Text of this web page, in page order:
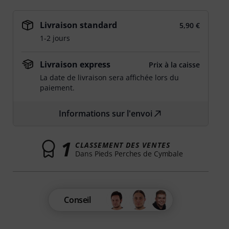
Livraison standard
5,90 €
1-2 jours
Livraison express
Prix à la caisse
La date de livraison sera affichée lors du
paiement.
Informations sur l'envoi
1 CLASSEMENT DES VENTES
Dans Pieds Perches de Cymbale
Conseil